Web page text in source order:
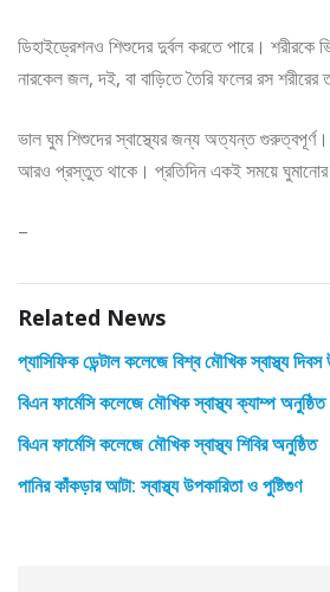
ডিহাইড্রেশনও শিশুদের দুর্বল করতে পারে।
নারকেল জল, দই, বা বাড়িতে তৈরি ফলের রস শরীরের
ভাল ঘুম শিশুদের স্বাস্থ্যের জন্য অত্যন্ত গুরুত্বপূর্ণ।
আরও প্রস্তুত থাকে। প্রতিদিন একই সময়ে ঘুমানোর
–
Related News
প্যাসিফিক ডেন্টাল কলেজে বিশ্ব মৌখিক স্বাস্থ্য
বিএন ফার্মেসি কলেজে মৌখিক স্বাস্থ্য ক্যাম্প অনুষ্ঠিত
বিএন ফার্মেসি কলেজে মৌখিক স্বাস্থ্য শিবির অনুষ্ঠিত
পানির কাঁকড়ার আটা: স্বাস্থ্য উপকারিতা ও পুষ্টিগুণ